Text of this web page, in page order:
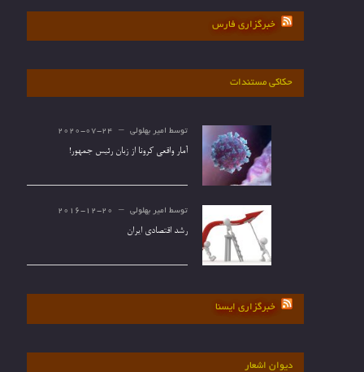
خبرگزاری فارس
حکاکی مستندات
توسط امیر بهلولی 2020-07-24
آمار واقعی کرونا از زبان رئیس جمهور!
توسط امیر بهلولی 2016-12-20
رشد اقتصادی ایران
خبرگزاری ایسنا
دیوان اشعار